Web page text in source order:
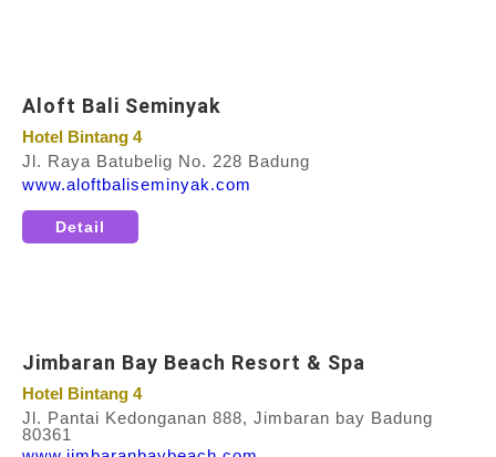
Aloft Bali Seminyak
Hotel Bintang 4
Jl. Raya Batubelig No. 228 Badung
www.aloftbaliseminyak.com
Detail
Jimbaran Bay Beach Resort & Spa
Hotel Bintang 4
Jl. Pantai Kedonganan 888, Jimbaran bay Badung
80361